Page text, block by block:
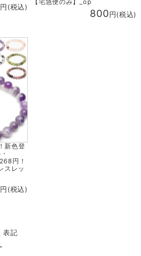
円(税込)
【宅急便のみ】_op
800円(税込)
新色登
円！
スレッ
円(税込)
表記